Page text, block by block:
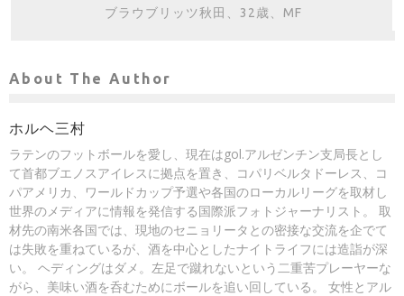
ブラウブリッツ秋田、32歳、MF
About The Author
ホルヘ三村
ラテンのフットボールを愛し、現在はgol.アルゼンチン支局長とし
て首都ブエノスアイレスに拠点を置き、コパリベルタドーレス、コ
パアメリカ、ワールドカップ予選や各国のローカルリーグを取材し
世界のメディアに情報を発信する国際派フォトジャーナリスト。 取
材先の南米各国では、現地のセニョリータとの密接な交流を企でて
は失敗を重ねているが、酒を中心としたナイトライフには造詣が深
い。 ヘディングはダメ。左足で蹴れないという二重苦プレーヤーな
がら、美味い酒を呑むためにボールを追い回している。 女性とアル